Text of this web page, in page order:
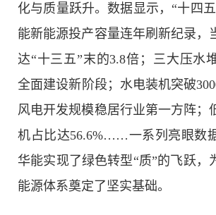
化与质量跃升。数据显示，“十四
能新能源投产容量连年刷新纪录，
达“十三五”末的3.8倍；三大压水
全面建设新阶段；水电装机突破
风电开发规模稳居行业第一方阵；
机占比达56.6%……一系列亮眼数
华能实现了绿色转型“质”的飞跃，
能源体系奠定了坚实基础。